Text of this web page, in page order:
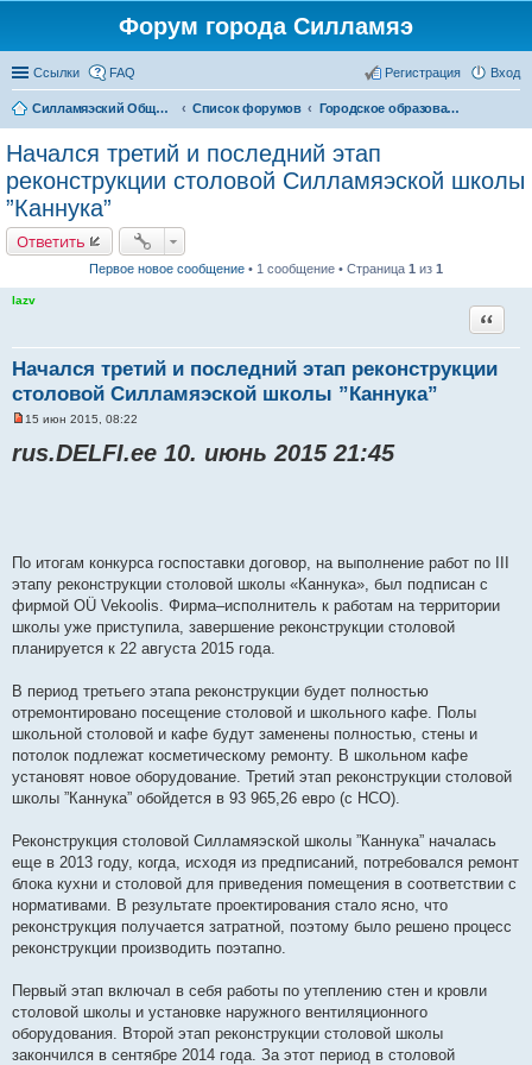
Форум города Силламяэ
Ссылки FAQ Вход
Регистрация
Силламяэский Общественный Новостной портал Список форумов Городское образование
Начался третий и последний этап
реконструкции столовой Силламяэской школы
”Каннука”
Ответить
Первое новое сообщение • 1 сообщение • Страница 1 из 1
lazv
Начался третий и последний этап реконструкции
столовой Силламяэской школы ”Каннука”
Цитата
п
н
н
о
е
с
о
о
б
е
н
и
е
15 июн 2015, 08:22
rus.DELFI.ee 10. июнь 2015 21:45
По итогам конкурса госпоставки договор, на выполнение работ по III
этапу реконструкции столовой школы «Каннука», был подписан с
фирмой OÜ Vekoolis. Фирма–исполнитель к работам на территории
школы уже приступила, завершение реконструкции столовой
планируется к 22 августа 2015 года.
В период третьего этапа реконструкции будет полностью
отремонтировано посещение столовой и школьного кафе. Полы
школьной столовой и кафе будут заменены полностью, стены и
потолок подлежат косметическому ремонту. В школьном кафе
установят новое оборудование. Третий этап реконструкции столовой
школы ”Каннука” обойдется в 93 965,26 евро (с НСО).
Реконструкция столовой Силламяэской школы ”Каннука” началась
еще в 2013 году, когда, исходя из предписаний, потребовался ремонт
блока кухни и столовой для приведения помещения в соответствии с
нормативами. В результате проектирования стало ясно, что
реконструкция получается затратной, поэтому было решено процесс
реконструкции производить поэтапно.
Первый этап включал в себя работы по утеплению стен и кровли
столовой школы и установке наружного вентиляционного
оборудования. Второй этап реконструкции столовой школы
закончился в сентябре 2014 года. За этот период в столовой